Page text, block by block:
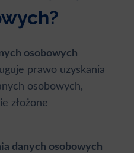
osobowych
prawo uzyskania
osobowych,
złożone
danych osobowych